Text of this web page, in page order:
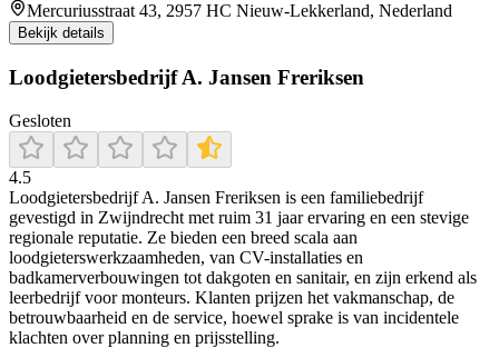
Mercuriusstraat 43, 2957 HC Nieuw-Lekkerland, Nederland
Bekijk details
Loodgietersbedrijf A. Jansen Freriksen
Gesloten
4.5
Loodgietersbedrijf A. Jansen Freriksen is een familiebedrijf
gevestigd in Zwijndrecht met ruim 31 jaar ervaring en een stevige
regionale reputatie. Ze bieden een breed scala aan
loodgieterswerkzaamheden, van CV-installaties en
badkamerverbouwingen tot dakgoten en sanitair, en zijn erkend als
leerbedrijf voor monteurs. Klanten prijzen het vakmanschap, de
betrouwbaarheid en de service, hoewel sprake is van incidentele
klachten over planning en prijsstelling.